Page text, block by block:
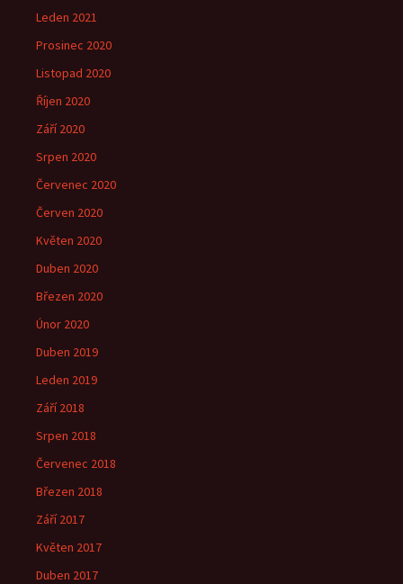
Leden 2021
Prosinec 2020
Listopad 2020
Říjen 2020
Září 2020
Srpen 2020
Červenec 2020
Červen 2020
Květen 2020
Duben 2020
Březen 2020
Únor 2020
Duben 2019
Leden 2019
Září 2018
Srpen 2018
Červenec 2018
Březen 2018
Září 2017
Květen 2017
Duben 2017